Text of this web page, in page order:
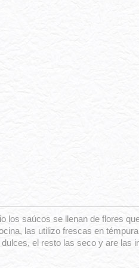
los saúcos se llenan de flores
las utilizo frescas en
el resto las seco y are las